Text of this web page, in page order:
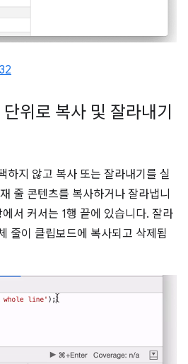
위로 복사 및 잘라내기
하지 않고 복사 또는 잘라내기를 실
줄 콘텐츠를 복사하거나 잘라냅니
서 커서는 1행 끝에 있습니다. 잘라
줄이 클립보드에 복사되고 삭제됩